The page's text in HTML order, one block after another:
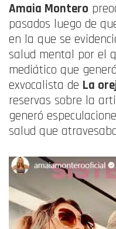
Amaia Montero
pasados luego de
en la que se
salud mental por el
mediático que
exvocalista de La
reservas sobre la
generó
salud que